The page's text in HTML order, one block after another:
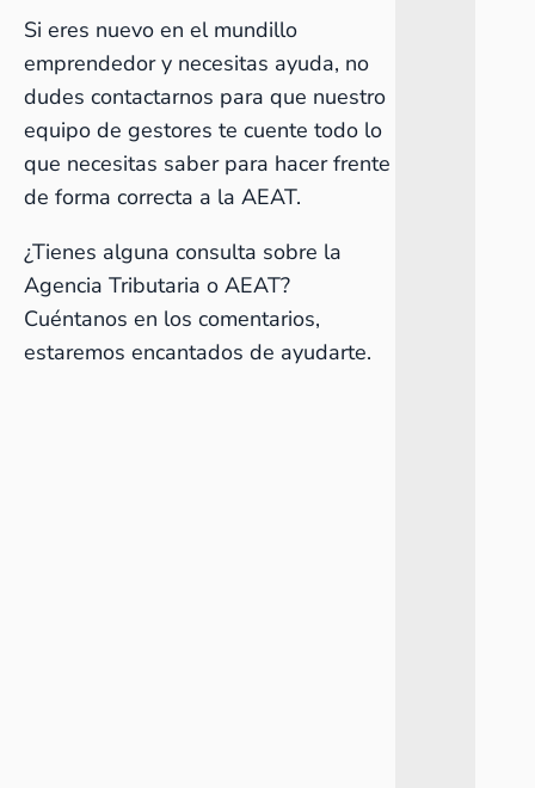
Si eres nuevo en el mundillo
emprendedor y necesitas ayuda, no
dudes contactarnos para que nuestro
equipo de gestores te cuente todo lo
que necesitas saber para hacer frente
de forma correcta a la AEAT.
¿Tienes alguna consulta sobre la
Agencia Tributaria o AEAT?
Cuéntanos en los comentarios,
estaremos encantados de ayudarte.